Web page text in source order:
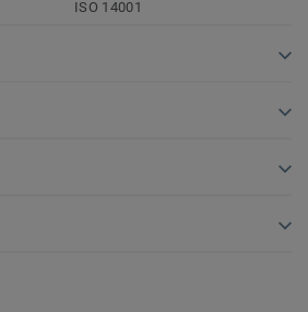
ISO 14001